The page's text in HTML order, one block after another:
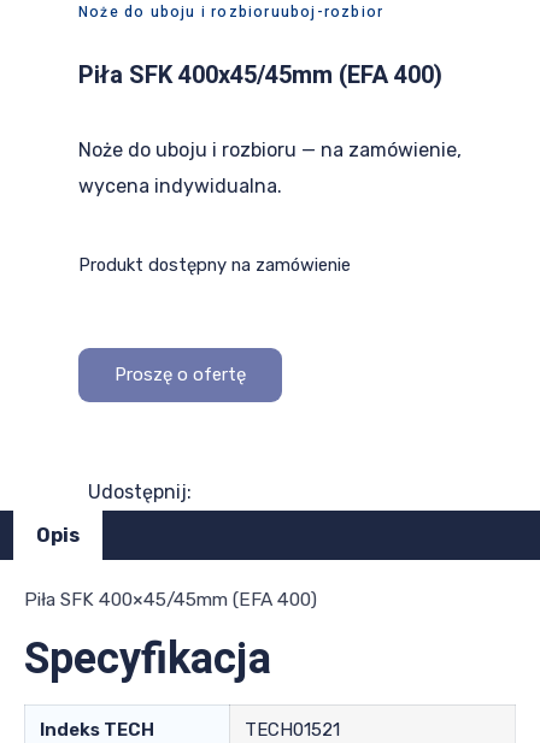
Noże do uboju i rozbioruuboj-rozbior
Piła SFK 400x45/45mm (EFA 400)
Noże do uboju i rozbioru — na zamówienie,
wycena indywidualna.
Produkt dostępny na zamówienie
Proszę o ofertę
Udostępnij:
Opis
Piła SFK 400×45/45mm (EFA 400)
Specyfikacja
Indeks TECH TECH01521